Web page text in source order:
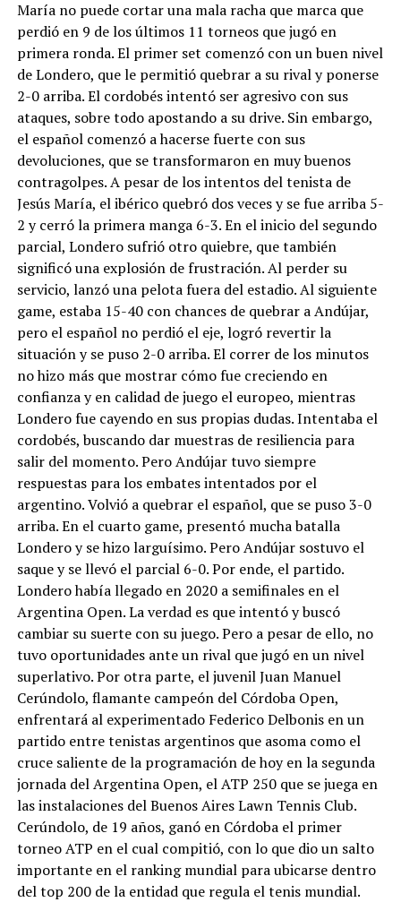
María no puede cortar una mala racha que marca que
perdió en 9 de los últimos 11 torneos que jugó en
primera ronda. El primer set comenzó con un buen nivel
de Londero, que le permitió quebrar a su rival y ponerse
2-0 arriba. El cordobés intentó ser agresivo con sus
ataques, sobre todo apostando a su drive. Sin embargo,
el español comenzó a hacerse fuerte con sus
devoluciones, que se transformaron en muy buenos
contragolpes. A pesar de los intentos del tenista de
Jesús María, el ibérico quebró dos veces y se fue arriba 5-
2 y cerró la primera manga 6-3. En el inicio del segundo
parcial, Londero sufrió otro quiebre, que también
significó una explosión de frustración. Al perder su
servicio, lanzó una pelota fuera del estadio. Al siguiente
game, estaba 15-40 con chances de quebrar a Andújar,
pero el español no perdió el eje, logró revertir la
situación y se puso 2-0 arriba. El correr de los minutos
no hizo más que mostrar cómo fue creciendo en
confianza y en calidad de juego el europeo, mientras
Londero fue cayendo en sus propias dudas. Intentaba el
cordobés, buscando dar muestras de resiliencia para
salir del momento. Pero Andújar tuvo siempre
respuestas para los embates intentados por el
argentino. Volvió a quebrar el español, que se puso 3-0
arriba. En el cuarto game, presentó mucha batalla
Londero y se hizo larguísimo. Pero Andújar sostuvo el
saque y se llevó el parcial 6-0. Por ende, el partido.
Londero había llegado en 2020 a semifinales en el
Argentina Open. La verdad es que intentó y buscó
cambiar su suerte con su juego. Pero a pesar de ello, no
tuvo oportunidades ante un rival que jugó en un nivel
superlativo. Por otra parte, el juvenil Juan Manuel
Cerúndolo, flamante campeón del Córdoba Open,
enfrentará al experimentado Federico Delbonis en un
partido entre tenistas argentinos que asoma como el
cruce saliente de la programación de hoy en la segunda
jornada del Argentina Open, el ATP 250 que se juega en
las instalaciones del Buenos Aires Lawn Tennis Club.
Cerúndolo, de 19 años, ganó en Córdoba el primer
torneo ATP en el cual compitió, con lo que dio un salto
importante en el ranking mundial para ubicarse dentro
del top 200 de la entidad que regula el tenis mundial.